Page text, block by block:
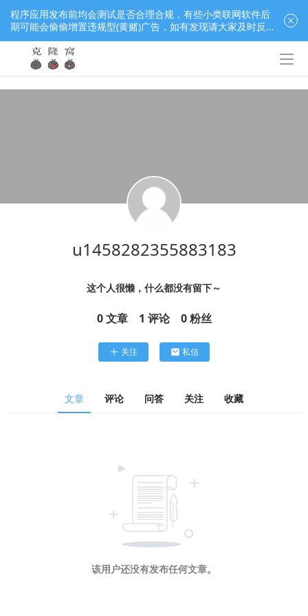
u1458282355883183
这个人很懒，什么都没有留下～
0 文章 1 评论 0 粉丝
关注 私信
文章 评论 问答 关注 收藏
该用户还没有发布任何文章。
程序应用发布前均会测试是否合理合规，有些小类联网软件后
期可能会偷偷增置违规型(黄赌)广告，如有发现请大家及时反
馈窝长进行处理，共同监督维护良好的程序应用下载社区！